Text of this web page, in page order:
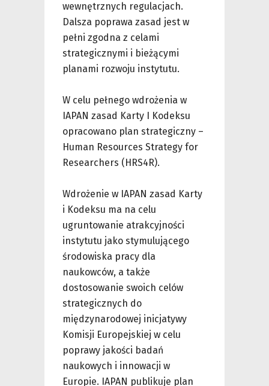
wewnętrznych regulacjach.
Dalsza poprawa zasad jest w
pełni zgodna z celami
strategicznymi i bieżącymi
planami rozwoju instytutu.
W celu pełnego wdrożenia w
IAPAN zasad Karty I Kodeksu
opracowano plan strategiczny –
Human Resources Strategy for
Researchers (HRS4R).
Wdrożenie w IAPAN zasad Karty
i Kodeksu ma na celu
ugruntowanie atrakcyjności
instytutu jako stymulującego
środowiska pracy dla
naukowców, a także
dostosowanie swoich celów
strategicznych do
międzynarodowej inicjatywy
Komisji Europejskiej w celu
poprawy jakości badań
naukowych i innowacji w
Europie. IAPAN publikuje plan